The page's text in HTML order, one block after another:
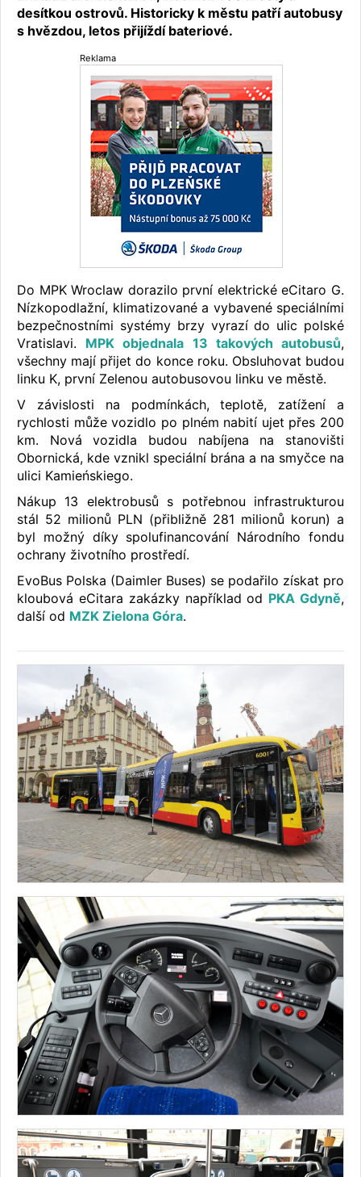
desítkou ostrovů. Historicky k městu patří autobusy
s hvězdou, letos přijíždí bateriové.
Reklama
Do MPK Wroclaw dorazilo první elektrické eCitaro G.
Nízkopodlažní, klimatizované a vybavené speciálními
bezpečnostními systémy brzy vyrazí do ulic polské
Vratislavi. MPK objednala 13 takových autobusů,
všechny mají přijet do konce roku. Obsluhovat budou
linku K, první Zelenou autobusovou linku ve městě.
V závislosti na podmínkách, teplotě, zatížení a
rychlosti může vozidlo po plném nabití ujet přes 200
km. Nová vozidla budou nabíjena na stanovišti
Obornická, kde vznikl speciální brána a na smyčce na
ulici Kamieńskiego.
Nákup 13 elektrobusů s potřebnou infrastrukturou
stál 52 milionů PLN (přibližně 281 milionů korun) a
byl možný díky spolufinancování Národního fondu
ochrany životního prostředí.
EvoBus Polska (Daimler Buses) se podařilo získat pro
kloubová eCitara zakázky například od PKA Gdyně,
další od MZK Zielona Góra.